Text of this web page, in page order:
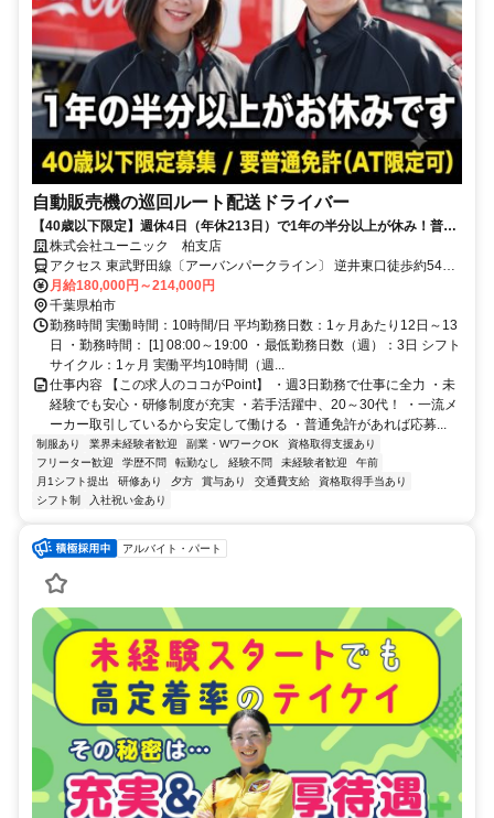
自動販売機の巡回ルート配送ドライバー
【40歳以下限定】週休4日（年休213日）で1年の半分以上が休み！普通
免許があれば9割が未経験スタート。夜勤なしのルート配送です！
株式会社ユーニック 柏支店
アクセス 東武野田線〔アーバンパークライン〕 逆井東口徒歩約54分
本社所在地：東京都江東区亀戸2-22-17 日本生命亀戸ビル3F
月給180,000円～214,000円
千葉県柏市
勤務時間 実働時間：10時間/日 平均勤務日数：1ヶ月あたり12日～13
日 ・勤務時間： [1] 08:00～19:00 ・最低勤務日数（週）：3日 シフト
サイクル：1ヶ月 実働平均10時間（週...
仕事内容 【この求人のココがPoint】 ・週3日勤務で仕事に全力 ・未
経験でも安心・研修制度が充実 ・若手活躍中、20～30代！ ・一流メ
ーカー取引しているから安定して働ける ・普通免許があれば応募...
制服あり 業界未経験者歓迎 副業・WワークOK
資格取得支援あり
フリーター歓迎
学歴不問 転勤なし 経験不問 未経験者歓迎
午前
月1シフト提出
研修あり 夕方 賞与あり 交通費支給
資格取得手当あり
シフト制
入社祝い金あり
アルバイト・パート